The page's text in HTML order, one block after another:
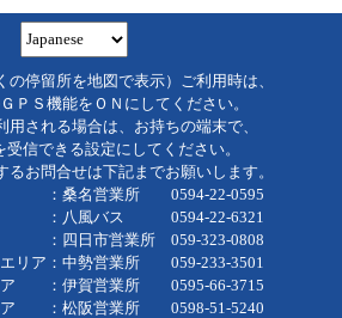
の停留所を地図で表示）ご利用時は、
ＰＳ機能をＯＮにしてください。
される場合は、お持ちの端末で、
信できる設定にしてください。
るお問合せは下記までお願いします。
桑名営業所 0594-22-0595
ス 0594-22-6321
四日市営業所 059-323-0808
リア：中勢営業所 059-233-3501
ア ：伊賀営業所 0595-66-3715
ア ：松阪営業所 0598-51-5240